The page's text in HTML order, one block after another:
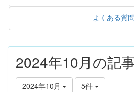
よくある質問
2024年10月の記
2024年10月 5件